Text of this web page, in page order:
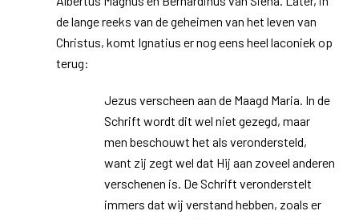
de lange reeks van de geheimen van het leven van
Christus, komt Ignatius er nog eens heel laconiek op
terug:
Jezus verscheen aan de Maagd Maria. In de
Schrift wordt dit wel niet gezegd, maar
men beschouwt het als verondersteld,
want zij zegt wel dat Hij aan zoveel anderen
verschenen is. De Schrift veronderstelt
immers dat wij verstand hebben, zoals er